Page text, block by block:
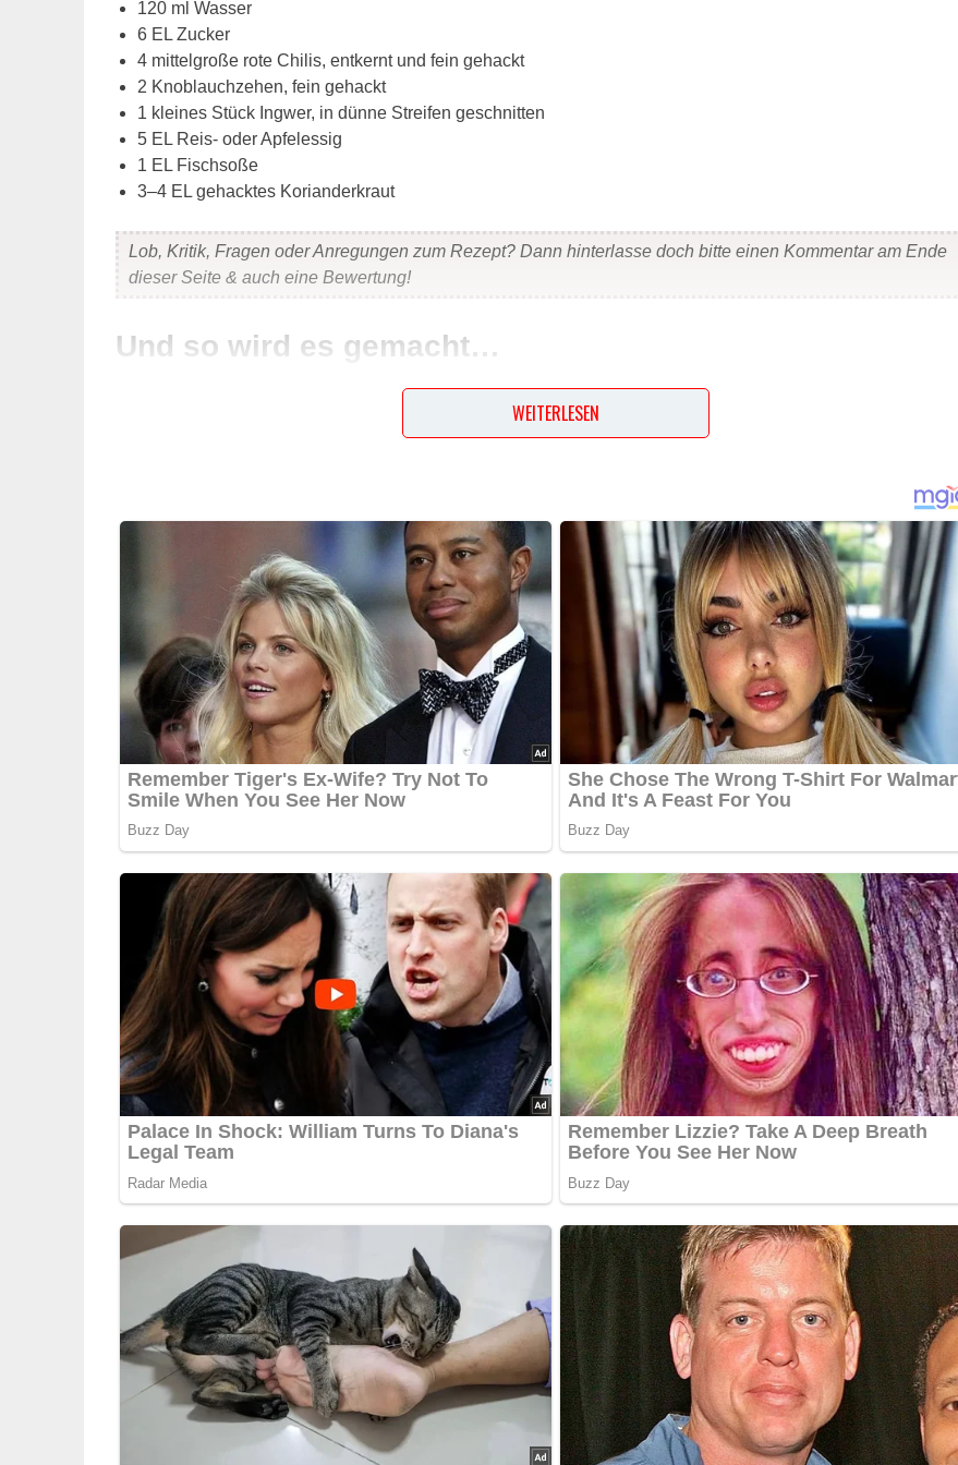
120 ml Wasser
6 EL Zucker
4 mittelgroße rote Chilis, entkernt und fein gehackt
2 Knoblauchzehen, fein gehackt
1 kleines Stück Ingwer, in dünne Streifen geschnitten
5 EL Reis- oder Apfelessig
1 EL Fischsoße
3–4 EL gehacktes Korianderkraut
Lob, Kritik, Fragen oder Anregungen zum Rezept? Dann hinterlasse doch bitte einen Kommentar am Ende
dieser Seite & auch eine Bewertung!
Und so wird es gemacht…
Wasser mit dem Zucker zu Sirup einkochen, etwas eindicken lassen und alle Zutaten bis auf den Koriander
zugeben. Aufkochen und 3 Minuten köcheln lassen. Die Soße in eine Schüssel füllen und abkühlen lassen,
Diese einfache Soße passt gut zu gebratenem und gegrilltem Fisch, zu Meeresfrüchten und Frühlingsrollen.
(1 Bewertung)
WEITERLESEN